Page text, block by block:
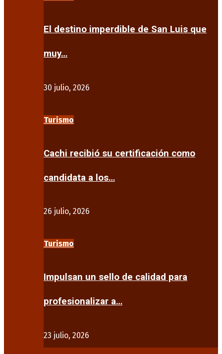
El destino imperdible de San Luis que
muy…
30 julio, 2026
Turismo
Cachi recibió su certificación como
candidata a los…
26 julio, 2026
Turismo
Impulsan un sello de calidad para
profesionalizar a…
23 julio, 2026